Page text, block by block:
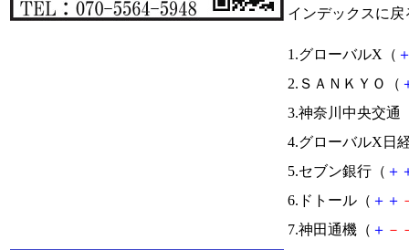
インデックスに戻
1.グローバルX（
2.ＳＡＮＫＹＯ（
3.神奈川中央交通
4.グローバルX日
5.セブン銀行（ ＋
6.ドトール（ ＋ ＋
7.神田通機（ ＋ －